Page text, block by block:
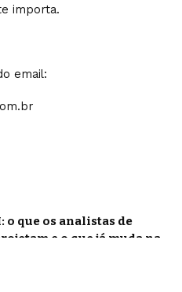
importa.
email:
o que os analistas de
e o que já muda na